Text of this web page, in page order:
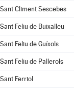
Sant Climent Sescebes
Sant Feliu de Buixalleu
Sant Feliu de Guíxols
Sant Feliu de Pallerols
Sant Ferriol